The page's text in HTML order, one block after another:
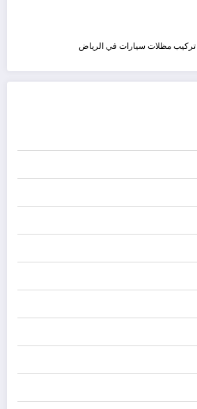
تركيب مظلات سيارات في الرياض